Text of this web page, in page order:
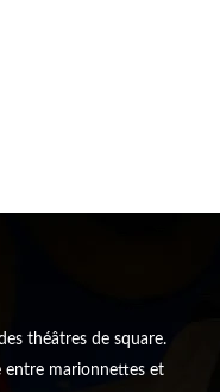
théâtres de square.
entre marionnettes et